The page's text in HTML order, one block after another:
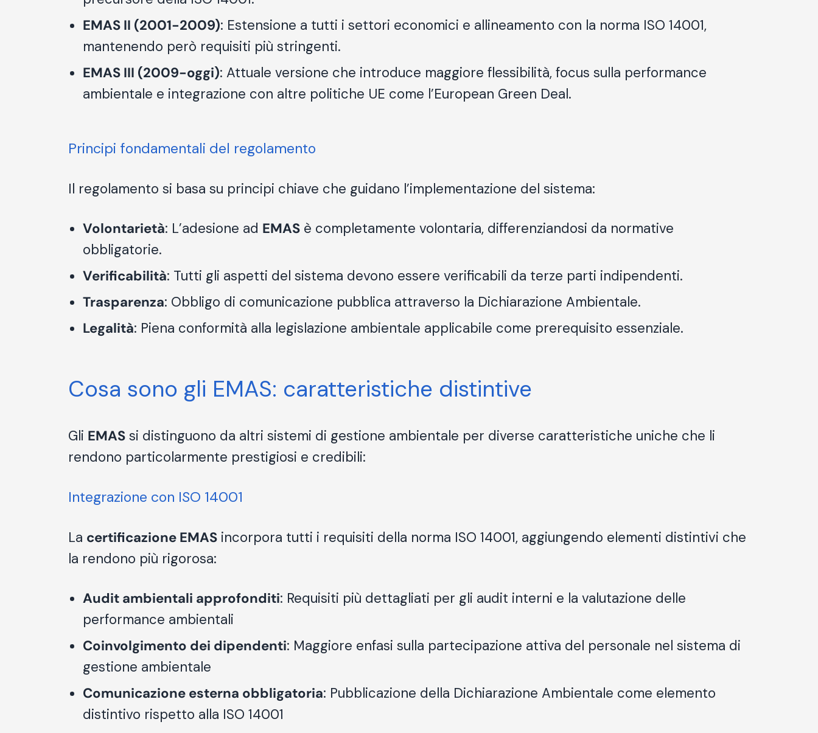
EMAS II (2001-2009): Estensione a tutti i settori economici e allineamento con la norma ISO 14001,
mantenendo però requisiti più stringenti.
EMAS III (2009-oggi): Attuale versione che introduce maggiore flessibilità, focus sulla performance
ambientale e integrazione con altre politiche UE come l’European Green Deal.
Principi fondamentali del regolamento
Il regolamento si basa su principi chiave che guidano l’implementazione del sistema:
Volontarietà: L’adesione ad EMAS è completamente volontaria, differenziandosi da normative
obbligatorie.
Verificabilità: Tutti gli aspetti del sistema devono essere verificabili da terze parti indipendenti.
Trasparenza: Obbligo di comunicazione pubblica attraverso la Dichiarazione Ambientale.
Legalità: Piena conformità alla legislazione ambientale applicabile come prerequisito essenziale.
Cosa sono gli EMAS: caratteristiche distintive
Gli EMAS si distinguono da altri sistemi di gestione ambientale per diverse caratteristiche uniche che li
rendono particolarmente prestigiosi e credibili:
Integrazione con ISO 14001
La certificazione EMAS incorpora tutti i requisiti della norma ISO 14001, aggiungendo elementi distintivi che
la rendono più rigorosa:
Audit ambientali approfonditi: Requisiti più dettagliati per gli audit interni e la valutazione delle
performance ambientali
Coinvolgimento dei dipendenti: Maggiore enfasi sulla partecipazione attiva del personale nel sistema di
gestione ambientale
Comunicazione esterna obbligatoria: Pubblicazione della Dichiarazione Ambientale come elemento
distintivo rispetto alla ISO 14001